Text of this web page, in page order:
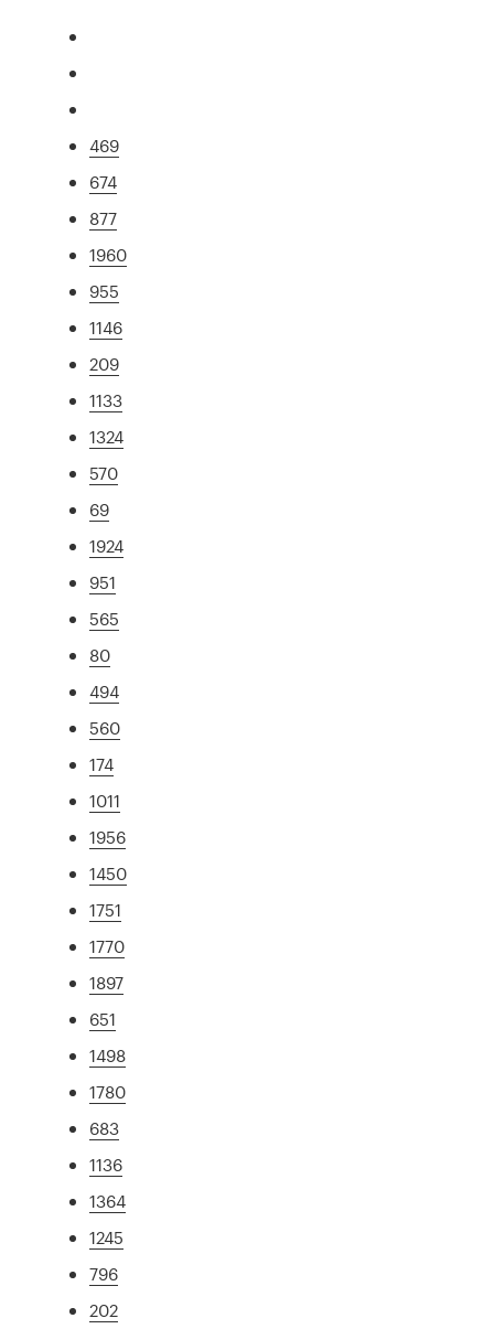
469
674
877
1960
955
1146
209
1133
1324
570
69
1924
951
565
80
494
560
174
1011
1956
1450
1751
1770
1897
651
1498
1780
683
1136
1364
1245
796
202